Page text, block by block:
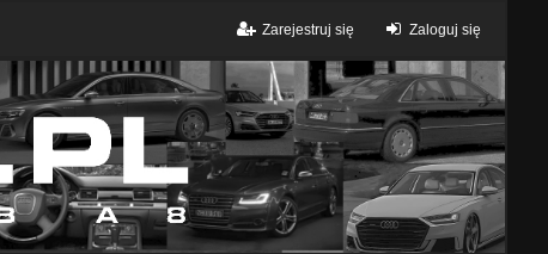
Zaloguj się
Zarejestruj się